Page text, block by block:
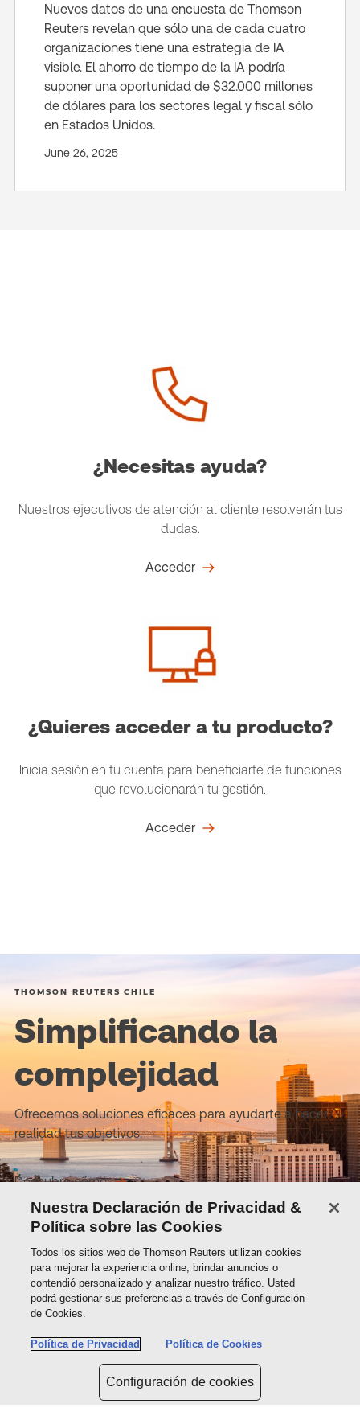
Nuevos datos de una encuesta de Thomson
Reuters revelan que sólo una de cada cuatro
organizaciones tiene una estrategia de IA
visible. El ahorro de tiempo de la IA podría
suponer una oportunidad de $32.000 millones
de dólares para los sectores legal y fiscal sólo
en Estados Unidos.
June 26, 2025
¿Necesitas ayuda?
Nuestros ejecutivos de atención al cliente resolverán tus
dudas.
Acceder
¿Quieres acceder a tu producto?
Inicia sesión en tu cuenta para beneficiarte de funciones
que revolucionarán tu gestión.
Acceder
THOMSON REUTERS CHILE
Simplificando la
complejidad
Ofrecemos soluciones eficaces para ayudarte a hacer
realidad tus objetivos.
Descubre cómo
Sobre Thomson Reuters
Soluciones
Contactos
Conéctate con nosotros
Nuestra Declaración de Privacidad &
Política sobre las Cookies
Todos los sitios web de Thomson Reuters utilizan cookies
para mejorar la experiencia online, brindar anuncios o
contendió personalizado y analizar nuestro tráfico. Usted
podrá gestionar sus preferencias a través de Configuración
de Cookies.
Política de Privacidad Política de Cookies
Configuración de cookies